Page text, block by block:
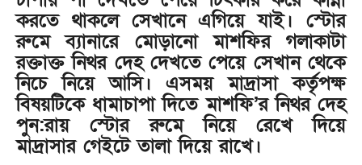
করতে থাকলে সেখানে এগিয়ে যাই। স্টোর
রুমে ব্যানারে মোড়ানো মাশফির গলাকাটা
রক্তাক্ত নিথর দেহ দেখতে পেয়ে সেখান থেকে
নিচে নিয়ে আসি। এসময় মাদ্রাসা কর্তৃপক্ষ
বিষয়টিকে ধামাচাপা দিতে মাশফি’র নিথর দেহ
পুন:রায় স্টোর রুমে নিয়ে রেখে দিয়ে
মাদ্রাসার গেইটে তালা দিয়ে রাখে।